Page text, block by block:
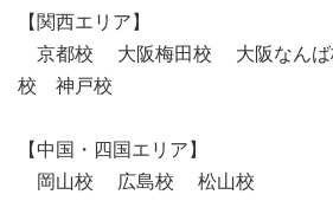
【関西エリア】
京都校 大阪梅田校 大阪なんば
校 神戸校
【中国・四国エリア】
岡山校 広島校 松山校